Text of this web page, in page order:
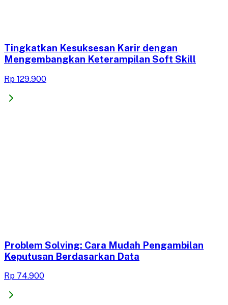
Tingkatkan Kesuksesan Karir dengan
Mengembangkan Keterampilan Soft Skill
Rp 129.900
Problem Solving: Cara Mudah Pengambilan
Keputusan Berdasarkan Data
Rp 74.900